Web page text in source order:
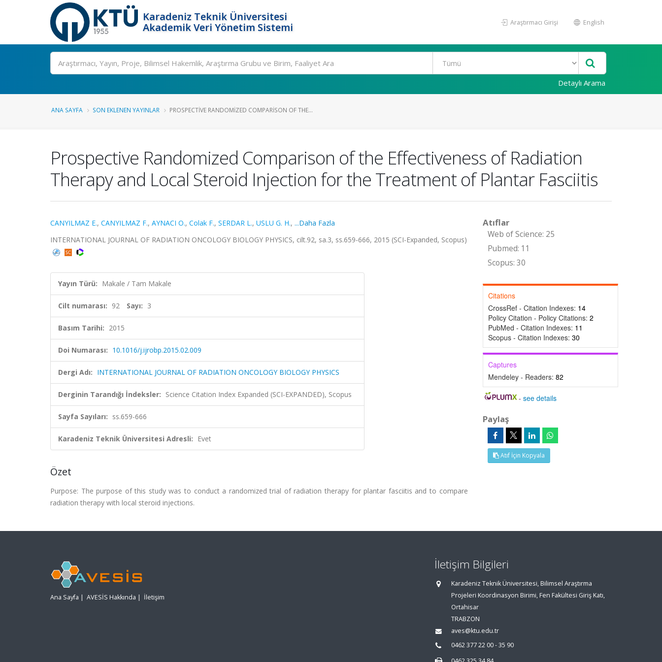
Karadeniz Teknik Üniversitesi
Akademik Veri Yönetim Sistemi
Araştırmacı Girişi English
Ara
Detaylı Arama
ANA SAYFA SON EKLENEN YAYINLAR PROSPECTIVE RANDOMIZED COMPARISON OF THE...
Prospective Randomized Comparison of the Effectiveness of Radiation
Therapy and Local Steroid Injection for the Treatment of Plantar Fasciitis
CANYILMAZ E., CANYILMAZ F., AYNACI O., Colak F., SERDAR L., USLU G. H., ...Daha Fazla
INTERNATIONAL JOURNAL OF RADIATION ONCOLOGY BIOLOGY PHYSICS, cilt.92, sa.3, ss.659-666, 2015 (SCI-Expanded, Scopus)
Yayın Türü: Makale / Tam Makale
Cilt numarası: 92 Sayı: 3
Basım Tarihi: 2015
Doi Numarası: 10.1016/j.ijrobp.2015.02.009
Dergi Adı: INTERNATIONAL JOURNAL OF RADIATION ONCOLOGY BIOLOGY PHYSICS
Derginin Tarandığı İndeksler: Science Citation Index Expanded (SCI-EXPANDED), Scopus
Sayfa Sayıları: ss.659-666
Karadeniz Teknik Üniversitesi Adresli: Evet
Özet
Purpose: The purpose of this study was to conduct a randomized trial of radiation therapy for plantar fasciitis and to compare
radiation therapy with local steroid injections.
Atıflar
Web of Science: 25
Pubmed: 11
Scopus: 30
Citations
CrossRef - Citation Indexes: 14
Policy Citation - Policy Citations: 2
PubMed - Citation Indexes: 11
Scopus - Citation Indexes: 30
Captures
Mendeley - Readers: 82
-see details
Paylaş
Atıf İçin Kopyala
Ana Sayfa | AVESİS Hakkında | İletişim
İletişim Bilgileri
Karadeniz Teknik Üniversitesi, Bilimsel Araştırma
Projeleri Koordinasyon Birimi, Fen Fakültesi Giriş Katı,
Ortahisar
TRABZON
aves@ktu.edu.tr
0462 377 22 00 - 35 90